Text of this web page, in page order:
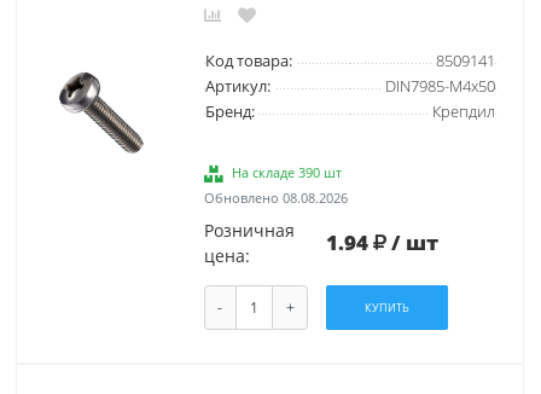
Код товара:
8509141
Артикул:
DIN7985-М4х50
Бренд:
Крепдил
На складе 390 шт
Обновлено 08.08.2026
Розничная
цена:
1.94 / шт
- + КУПИТЬ